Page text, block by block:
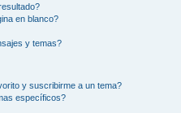
en blanco?
y temas?
y suscribirme a un tema?
específicos?